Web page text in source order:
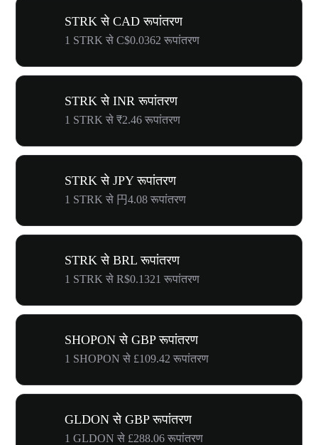
STRK से CAD रूपांतरण
1 STRK से C$0.0362 रूपांतरण
STRK से INR रूपांतरण
1 STRK से ₹2.46 रूपांतरण
STRK से JPY रूपांतरण
1 STRK से 円4.08 रूपांतरण
STRK से BRL रूपांतरण
1 STRK से R$0.1321 रूपांतरण
SHOPON से GBP रूपांतरण
1 SHOPON से £109.42 रूपांतरण
GLDON से GBP रूपांतरण
1 GLDON से £288.06 रूपांतरण